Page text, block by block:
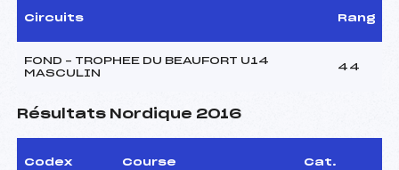
Circuits Rang
FOND – TROPHEE DU BEAUFORT U14
MASCULIN
44
Résultats Nordique 2016
Codex Course Cat.